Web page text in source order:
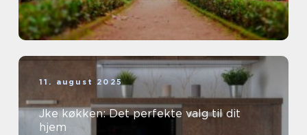
11. august 2025
Jke køkken: Det perfekte valg til dit
hjem